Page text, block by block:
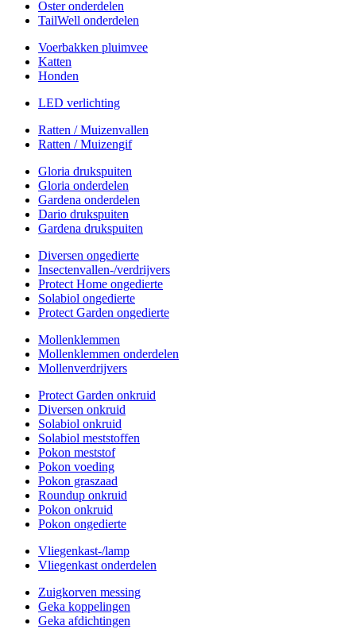
Oster onderdelen
TailWell onderdelen
Voerbakken pluimvee
Katten
Honden
LED verlichting
Ratten / Muizenvallen
Ratten / Muizengif
Gloria drukspuiten
Gloria onderdelen
Gardena onderdelen
Dario drukspuiten
Gardena drukspuiten
Diversen ongedierte
Insectenvallen-/verdrijvers
Protect Home ongedierte
Solabiol ongedierte
Protect Garden ongedierte
Mollenklemmen
Mollenklemmen onderdelen
Mollenverdrijvers
Protect Garden onkruid
Diversen onkruid
Solabiol onkruid
Solabiol meststoffen
Pokon meststof
Pokon voeding
Pokon graszaad
Roundup onkruid
Pokon onkruid
Pokon ongedierte
Vliegenkast-/lamp
Vliegenkast onderdelen
Zuigkorven messing
Geka koppelingen
Geka afdichtingen